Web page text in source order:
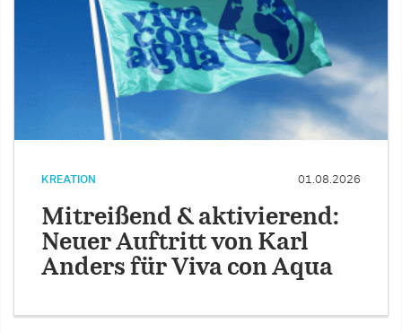
KREATION 01.08.2026
Mitreißend & aktivierend:
Neuer Auftritt von Karl
Anders für Viva con Aqua